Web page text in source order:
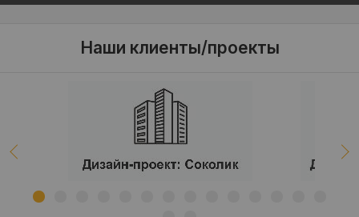
Наши клиенты/проекты